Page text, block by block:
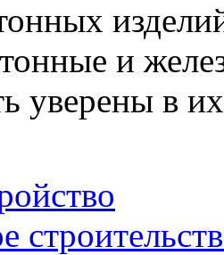
и
уверены в их